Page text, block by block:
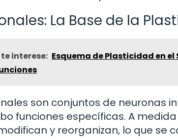
La Base de la
interese: Esquema de Plasticidad en
son conjuntos de neuronas
funciones específicas. A
y reorganizan, lo que se